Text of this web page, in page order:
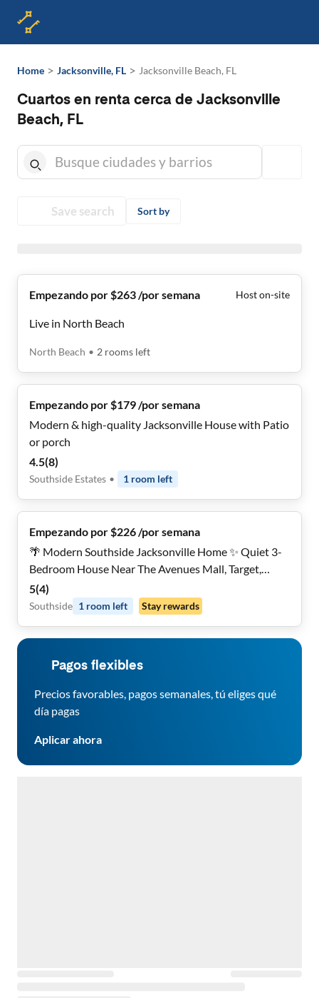
Home > Jacksonville, FL > Jacksonville Beach, FL
Cuartos en renta cerca de Jacksonville
Beach, FL
Save search Sort by
Empezando por $263 /por semana Host on-site
Live in North Beach
North Beach • 2 rooms left
Empezando por $179 /por semana
Modern & high-quality Jacksonville House with Patio
or porch
4.5(8)
Southside Estates • 1 room left
Empezando por $226 /por semana
🌴 Modern Southside Jacksonville Home ✨ Quiet 3-
Bedroom House Near The Avenues Mall, Target,
Restaurants & Everyday Conveniences
5(4)
Southside 1 room left Stay rewards
Pagos flexibles
Precios favorables, pagos semanales, tú eliges qué
día pagas
Aplicar ahora